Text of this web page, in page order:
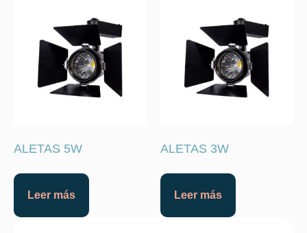
ALETAS 5W
Leer más
ALETAS 3W
Leer más